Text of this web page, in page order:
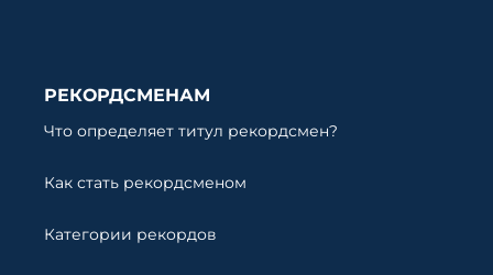
РЕКОРДСМЕНАМ
Что определяет титул рекордсмен?
Как стать рекордсменом
Категории рекордов